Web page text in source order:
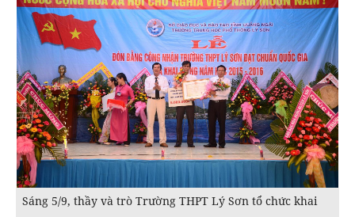
Sáng 5/9, thầy và trò Trường THPT Lý Sơn tổ chức khai